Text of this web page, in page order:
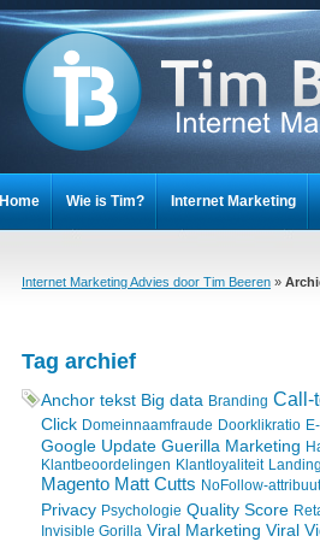
Home Wie is Tim? Internet Marketing
Internet Marketing Advies door Tim Beeren »
Tag archief
Anchor tekst Big data Branding Call-
Click Domeinnaamfraude Doorklikratio
Google Update Guerilla Marketing
Klantbeoordelingen Klantloyaliteit
Magento Matt Cutts NoFollow-attribuut
Privacy Psychologie Quality Score
Invisible Gorilla Viral Marketing Viral